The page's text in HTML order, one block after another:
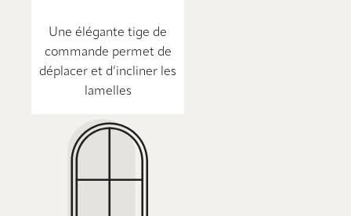
Une élégante tige de
commande permet de
déplacer et d’incliner les
lamelles